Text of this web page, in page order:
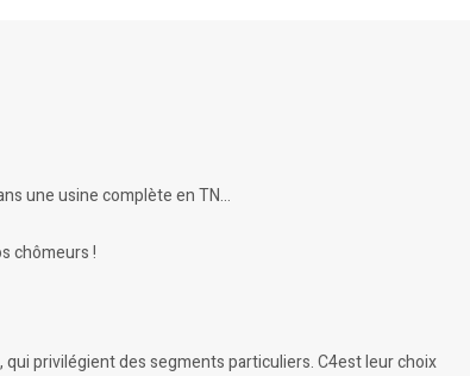
une usine complète en TN…
chômeurs !
privilégient des segments particuliers. C4est leur choix